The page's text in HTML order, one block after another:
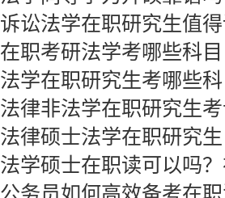
诉讼法学在职研究生值
在职考研法学考哪些科目
法学在职研究生考哪些
法律非法学在职研究生
法律硕士法学在职研究生
法学硕士在职读可以吗
公务员如何高效备考在